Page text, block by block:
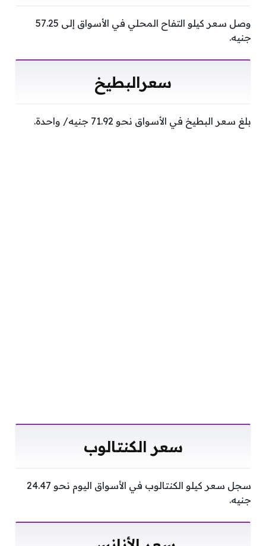
وصل سعر كيلو التفاح المحلي في الأسواق إلى 57.25
جنيه.
سعرالبطيخ
بلغ سعر البطيخ في الأسواق نحو 71.92 جنيه/ واحدة.
سعر الكنتالوب
سجل سعر كيلو الكنتالوب في الأسواق اليوم نحو 24.47
جنيه.